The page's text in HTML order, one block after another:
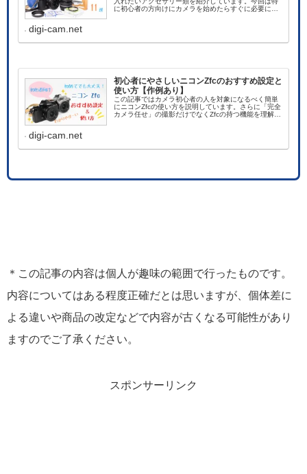
に初心者の方向けにカメラを始めたらすぐに必要にな
digi-cam.net
初心者にやさしいニコンZfcのおすすめ設定と
使い方【作例あり】
この記事ではカメラ初心者の人を対象になるべく簡単
にニコンZfcの使い方を説明しています。さらに「完全
カメラ任せ」の撮影だけでなくZfcの持つ機能を理解し
digi-cam.net
＊この記事の内容は個人が趣味の範囲で行ったものです。
内容についてはある程度正確だとは思いますが、個体差に
よる違いや商品の改定などで内容が古くなる可能性があり
ますのでご了承ください。
スポンサーリンク